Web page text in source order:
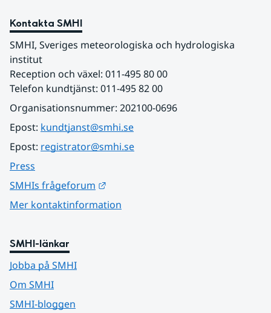
Kontakta SMHI
SMHI, Sveriges meteorologiska och hydrologiska
institut
Reception och växel: 011-495 80 00
Telefon kundtjänst: 011-495 82 00
Organisationsnummer: 202100-0696
Epost: kundtjanst@smhi.se
Epost: registrator@smhi.se
Press
SMHIs frågeforum
Mer kontaktinformation
SMHI-länkar
Jobba på SMHI
Om SMHI
SMHI-bloggen